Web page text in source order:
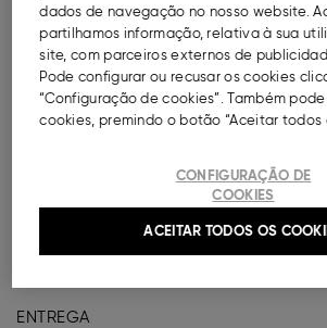
DESCRIÇÃO
Pack com sete pares de meias pelo
criança, em malha suave e
de elastano para maior elasticidade.
ENTREGA
dados de navegação no nosso website.
partilhamos informação, relativa à sua
site, com parceiros externos de
Pode configurar ou recusar os cookies
“Configuração de cookies”. Também
cookies, premindo o botão “Aceitar todos
CONFIGURAÇÃO DE
COOKIES
ACEITAR TODOS OS